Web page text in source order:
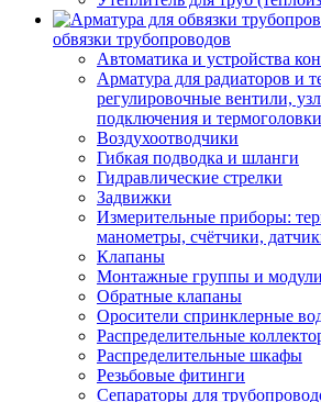
обвязки трубопроводов
Автоматика и устройства
Арматура для радиаторов и
регулировочные вентили,
подключения и термоголовки
Воздухоотводчики
Гибкая подводка и шланги
Гидравлические стрелки
Задвижки
Измерительные приборы:
манометры, счётчики,
Клапаны
Монтажные группы и модули
Обратные клапаны
Оросители спринклерные
Распределительные
Распределительные шкафы
Резьбовые фитинги
Сепараторы для